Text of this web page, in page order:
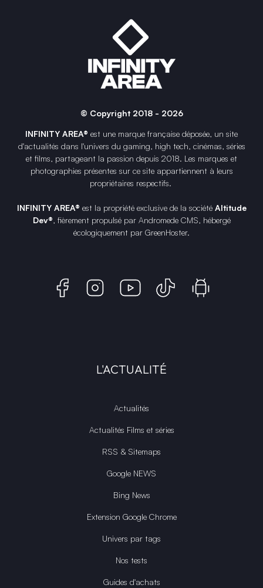
© Copyright 2018 - 2026
INFINITY AREA® est une marque française déposée, un site
d'actualités dans l'univers du gaming, high tech, cinémas, séries
et films, partageant la passion depuis 2018. Les marques et
photographies présentes sur ce site appartiennent à leurs
propriétaires respectifs.
INFINITY AREA® est la propriété exclusive de la société Altitude
Dev®, fièrement propulsé par Andromede CMS, hébergé
écologiquement par GreenHoster.
L'ACTUALITÉ
Actualités
Actualités Films et séries
RSS & Sitemaps
Google NEWS
Bing News
Extension Google Chrome
Univers par tags
Nos tests
Guides d'achats